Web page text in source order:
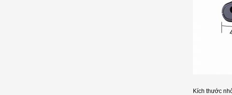
Kích thước